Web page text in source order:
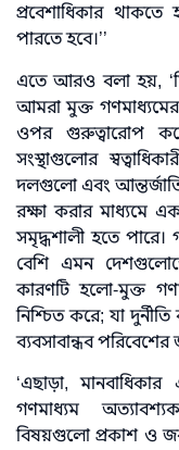
প্রবেশাধিকার
পারতে হবে।’’
এতে আরও বলা হয়,
আমরা মুক্ত
ওপর গুরুত্বারোপ
সংস্থাগুলোর
দলগুলো এবং
রক্ষা করার মাধ্যমে
সমৃদ্ধশালী হতে পারে।
বেশি এমন
কারণটি হলো-মুক্ত
নিশ্চিত করে; যা
ব্যবসাবান্ধব
‘এছাড়া,
গণমাধ্যম
বিষয়গুলো প্রকাশ ও